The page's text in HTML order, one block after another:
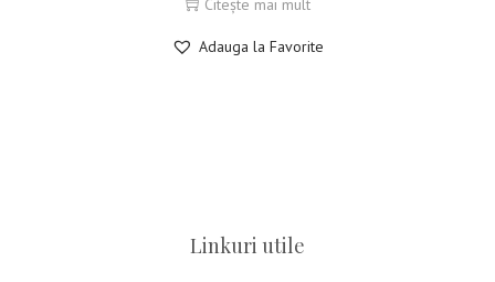
Adauga la Favorite
Linkuri utile